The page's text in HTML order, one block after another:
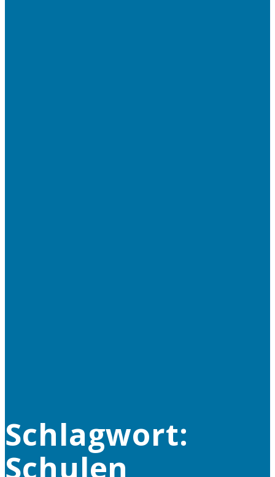
Schlagwort:
Schulen